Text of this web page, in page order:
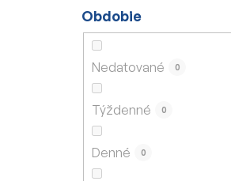
Obdobie
Nedatované 0
Týždenné 0
Denné 0